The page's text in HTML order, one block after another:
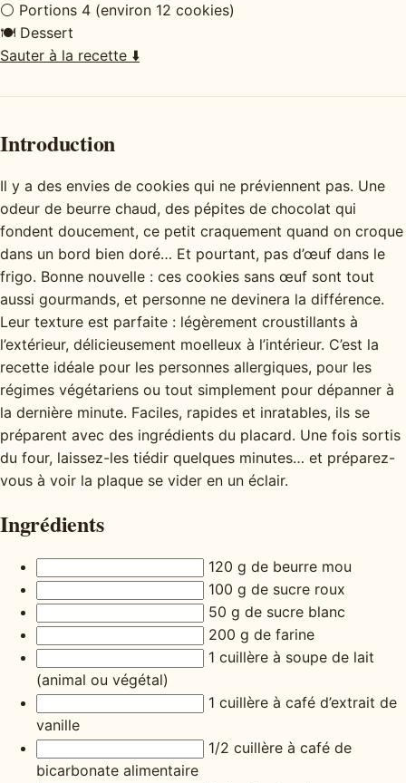
⚪ Portions 4 (environ 12 cookies)
🍽 Dessert
Sauter à la recette ⬇️
Introduction
Il y a des envies de cookies qui ne préviennent pas. Une
odeur de beurre chaud, des pépites de chocolat qui
fondent doucement, ce petit craquement quand on croque
dans un bord bien doré… Et pourtant, pas d’œuf dans le
frigo. Bonne nouvelle : ces cookies sans œuf sont tout
aussi gourmands, et personne ne devinera la différence.
Leur texture est parfaite : légèrement croustillants à
l’extérieur, délicieusement moelleux à l’intérieur. C’est la
recette idéale pour les personnes allergiques, pour les
régimes végétariens ou tout simplement pour dépanner à
la dernière minute. Faciles, rapides et inratables, ils se
préparent avec des ingrédients du placard. Une fois sortis
du four, laissez-les tiédir quelques minutes… et préparez-
vous à voir la plaque se vider en un éclair.
Ingrédients
120 g de beurre mou
100 g de sucre roux
50 g de sucre blanc
200 g de farine
1 cuillère à soupe de lait
(animal ou végétal)
1 cuillère à café d’extrait de
vanille
1/2 cuillère à café de
bicarbonate alimentaire